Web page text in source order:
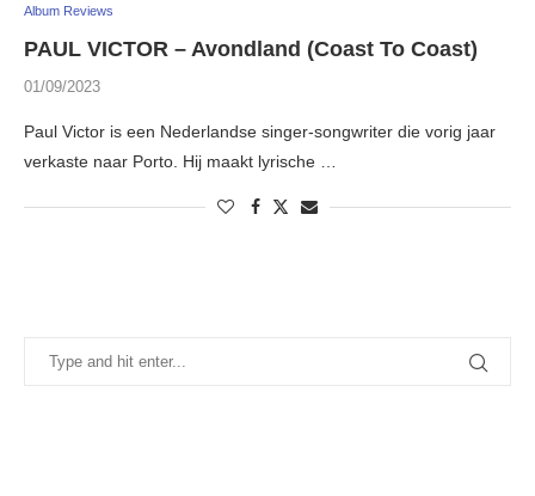
Album Reviews
PAUL VICTOR – Avondland (Coast To Coast)
01/09/2023
Paul Victor is een Nederlandse singer-songwriter die vorig jaar
verkaste naar Porto. Hij maakt lyrische …